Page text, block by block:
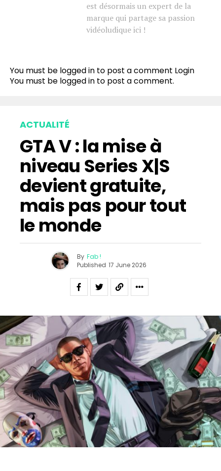
est désormais un expert de la
marque qui partage sa passion
vidéoludique ici !
You must be logged in to post a comment Login
You must be logged in to post a comment.
ACTUALITÉ
GTA V : la mise à
niveau Series X|S
devient gratuite,
mais pas pour tout
le monde
By Fab !
Published 17 June 2026